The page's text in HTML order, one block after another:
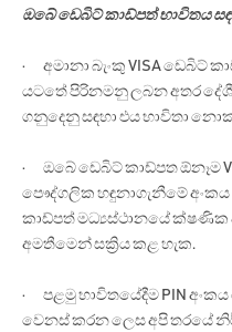
ඔබේ ඩෙබිට් කාඩ්පත් භාවිතය
· අමානා බැංකු VISA ඩෙබිට්
යටතේ පිරිනමනු ලබන අතර
ගනුදෙනු සඳහා එය භාවිතා
· ඔබේ ඩෙබිට් කාඩ්පත ඕනෑම
පෞද්ගලික හඳුනාගැනීමේ අංකය
කාඩ්පත් මධ්‍යස්ථානයේ ක්ෂණික
අමතීමෙන් සක්‍රිය කළ හැක.
· පළමු භාවිතයේදීම PIN
වෙනස් කරන ලෙස අපි තරයේ